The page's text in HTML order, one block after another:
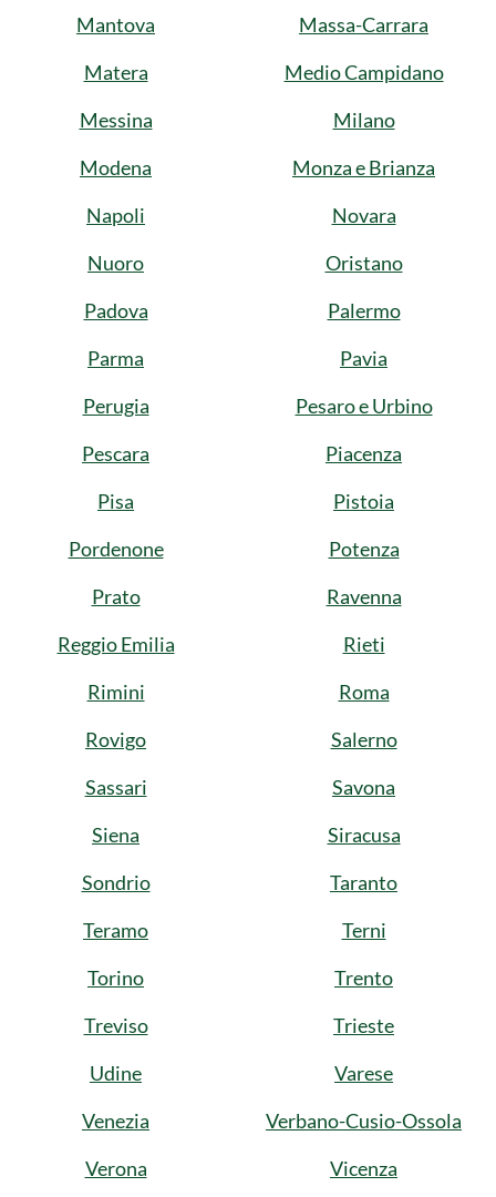
Mantova
Massa-Carrara
Matera
Medio Campidano
Messina
Milano
Modena
Monza e Brianza
Napoli
Novara
Nuoro
Oristano
Padova
Palermo
Parma
Pavia
Perugia
Pesaro e Urbino
Pescara
Piacenza
Pisa
Pistoia
Pordenone
Potenza
Prato
Ravenna
Reggio Emilia
Rieti
Rimini
Roma
Rovigo
Salerno
Sassari
Savona
Siena
Siracusa
Sondrio
Taranto
Teramo
Terni
Torino
Trento
Treviso
Trieste
Udine
Varese
Venezia
Verbano-Cusio-Ossola
Verona
Vicenza